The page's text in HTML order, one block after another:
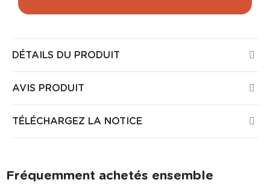
DÉTAILS DU PRODUIT
AVIS PRODUIT
TÉLÉCHARGEZ LA NOTICE
Fréquemment achetés ensemble